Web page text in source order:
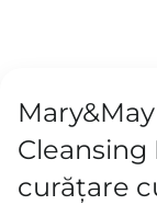
Cleansing
curățare